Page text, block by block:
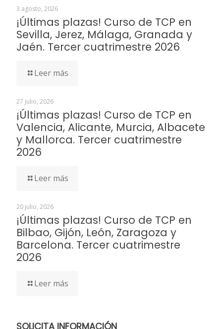
3 agosto, 2026
¡Últimas plazas! Curso de TCP en
Sevilla, Jerez, Málaga, Granada y
Jaén. Tercer cuatrimestre 2026
Leer más
27 julio, 2026
¡Últimas plazas! Curso de TCP en
Valencia, Alicante, Murcia, Albacete
y Mallorca. Tercer cuatrimestre
2026
Leer más
20 julio, 2026
¡Últimas plazas! Curso de TCP en
Bilbao, Gijón, León, Zaragoza y
Barcelona. Tercer cuatrimestre
2026
Leer más
SOLICITA INFORMACIÓN